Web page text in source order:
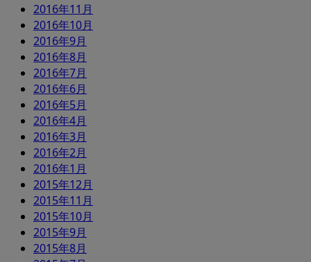
2016年11月
2016年10月
2016年9月
2016年8月
2016年7月
2016年6月
2016年5月
2016年4月
2016年3月
2016年2月
2016年1月
2015年12月
2015年11月
2015年10月
2015年9月
2015年8月